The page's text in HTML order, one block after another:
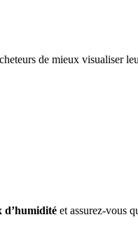
de mieux visualiser
d’humidité et assurez-vous